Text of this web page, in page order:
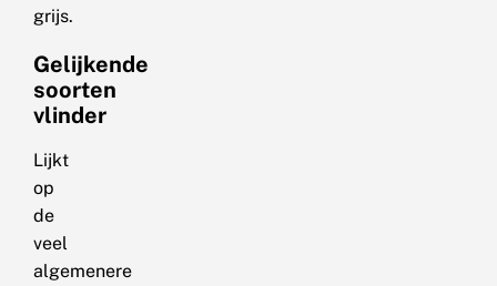
grijs.
Gelijkende
soorten
vlinder
Lijkt
op
de
veel
algemenere